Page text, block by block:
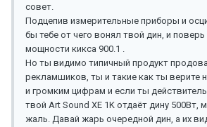
совет.
Подцепив измерительные приборы и
бы тебе от чего вонял твой дин, и поверь
мощности кикса 900.1 .
Но ты видимо типичный продукт
рекламшиков, ты и такие как ты верите
и громким цифрам и если ты
твой Art Sound XE 1K отдаёт дину 500Вт,
жаль. Давай жарь очередной дин, а их